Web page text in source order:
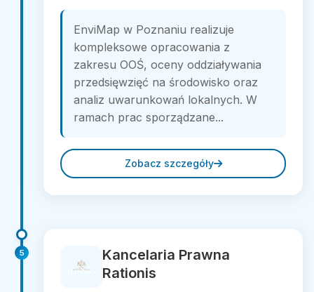
EnviMap w Poznaniu realizuje
kompleksowe opracowania z
zakresu OOŚ, oceny oddziaływania
przedsięwzięć na środowisko oraz
analiz uwarunkowań lokalnych. W
ramach prac sporządzane...
Zobacz szczegóły
5
Kancelaria Prawna
Rationis